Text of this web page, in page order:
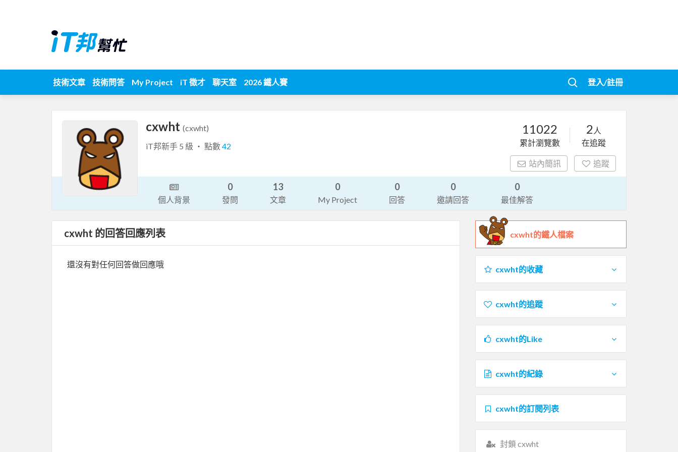
技術文章 技術問答 My Project iT 徵才 聊天室 2026 鐵人賽 登入/註冊
cxwht (cxwht)
iT邦新手 5 級 ‧ 點數42
11022
累計瀏覽數
2 人
在追蹤
站內簡訊 追蹤
個人背景
0
發問
13
文章
0
My Project
0
回答
0
邀請回答
0
最佳解答
cxwht 的回答回應列表
還沒有對任何回答做回應哦
cxwht的鐵人檔案
cxwht的收藏
cxwht的追蹤
cxwht的Like
cxwht的紀錄
cxwht的訂閱列表
封鎖 cxwht